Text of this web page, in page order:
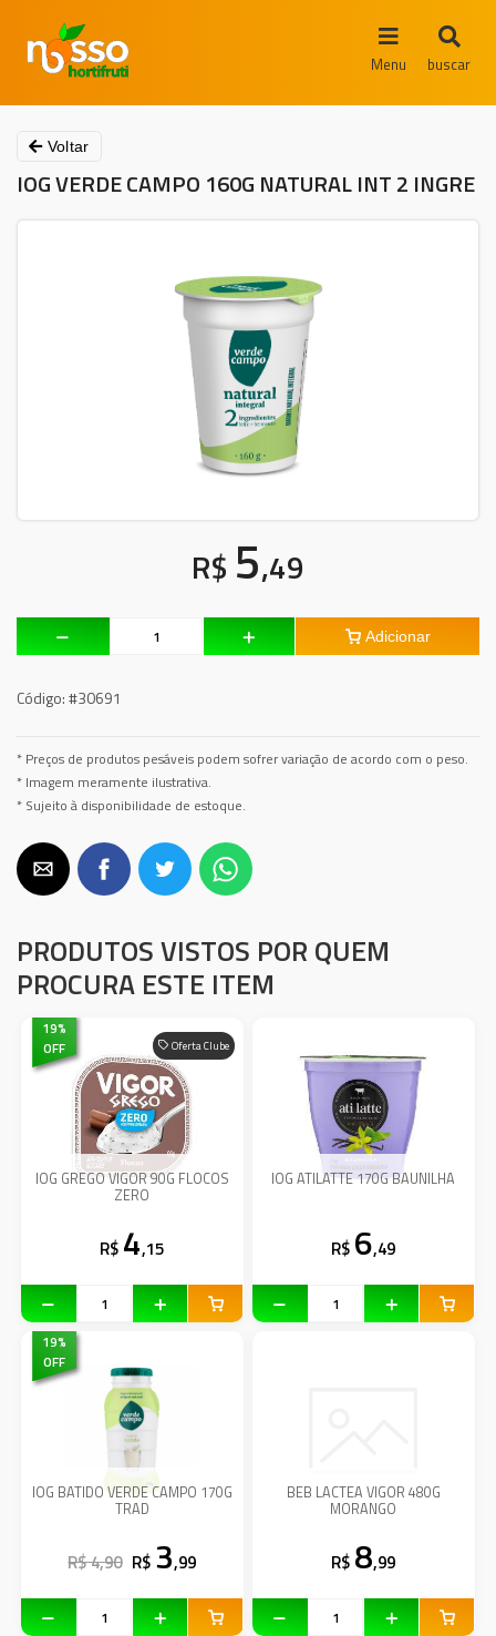
Menu buscar
Voltar
IOG VERDE CAMPO 160G NATURAL INT 2 INGRE
R$ 5,49
Adicionar
Código:#30691
* Preços de produtos pesáveis podem sofrer variação de acordo com o peso.
* Imagem meramente ilustrativa.
* Sujeito à disponibilidade de estoque.
PRODUTOS VISTOS POR QUEM
PROCURA ESTE ITEM
Oferta Clube
19%
OFF
IOG GREGO VIGOR 90G FLOCOS
ZERO
R$ 4,15
IOG ATILATTE 170G BAUNILHA
R$ 6,49
19%
OFF
IOG BATIDO VERDE CAMPO 170G
TRAD
R$ 4,90 R$ 3,99
BEB LACTEA VIGOR 480G
MORANGO
R$ 8,99